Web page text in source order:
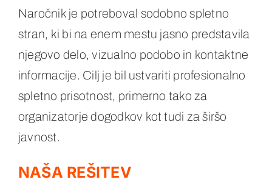
Naročnik je potreboval sodobno spletno
stran, ki bi na enem mestu jasno predstavila
njegovo delo, vizualno podobo in kontaktne
informacije. Cilj je bil ustvariti profesionalno
spletno prisotnost, primerno tako za
organizatorje dogodkov kot tudi za širšo
javnost.
NAŠA REŠITEV